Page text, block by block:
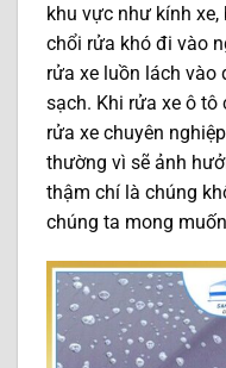
khu vực như kính xe,
chổi rửa khó đi vào
rửa xe luồn lách vào
sạch. Khi rửa xe ô
rửa xe chuyên
thường vì sẽ ảnh
thậm chí là chúng
chúng ta mong